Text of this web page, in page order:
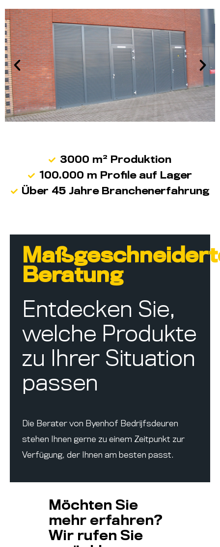
3000 m² Produktion
100.000 m Profile auf Lager
Über 45 Jahre Branchenerfahrung
Beratung
Entdecken Sie,
welche Produkte
zu Ihrer Situation
passen
Die Berater von Byenhof Bedrijfsdeuren
stehen Ihnen gerne zu einem Zeitpunkt zur
Verfügung, der Ihnen am besten passt.
Möchten Sie
mehr erfahren?
Wir rufen Sie